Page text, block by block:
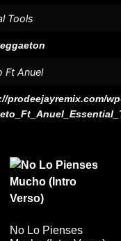
Tools
Ft Anuel
prodeejayremix.com/
No Lo Pienses